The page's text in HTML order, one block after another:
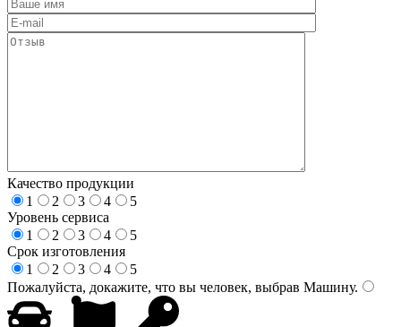
Качество продукции
1
2 3 4
5
Уровень сервиса
1
2 3 4
5
Срок изготовления
1
2 3 4
5
Пожалуйста, докажите, что вы человек, выбрав Машину.